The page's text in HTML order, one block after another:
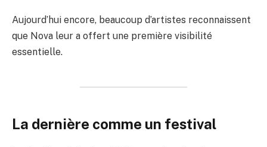
Aujourd’hui encore, beaucoup d’artistes reconnaissent
que Nova leur a offert une première visibilité
essentielle.
La dernière comme un festival